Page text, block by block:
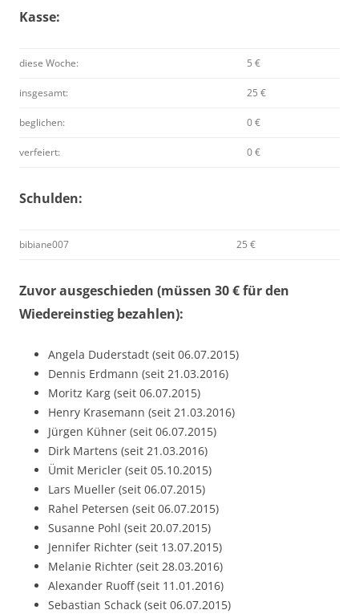
Kasse:
diese Woche: 5 €
insgesamt: 25 €
beglichen: 0 €
verfeiert: 0 €
Schulden:
bibiane007 25 €
Zuvor ausgeschieden (müssen 30 € für den
Wiedereinstieg bezahlen):
Angela Duderstadt (seit 06.07.2015)
Dennis Erdmann (seit 21.03.2016)
Moritz Karg (seit 06.07.2015)
Henry Krasemann (seit 21.03.2016)
Jürgen Kühner (seit 06.07.2015)
Dirk Martens (seit 21.03.2016)
Ümit Mericler (seit 05.10.2015)
Lars Mueller (seit 06.07.2015)
Rahel Petersen (seit 06.07.2015)
Susanne Pohl (seit 20.07.2015)
Jennifer Richter (seit 13.07.2015)
Melanie Richter (seit 28.03.2016)
Alexander Ruoff (seit 11.01.2016)
Sebastian Schack (seit 06.07.2015)